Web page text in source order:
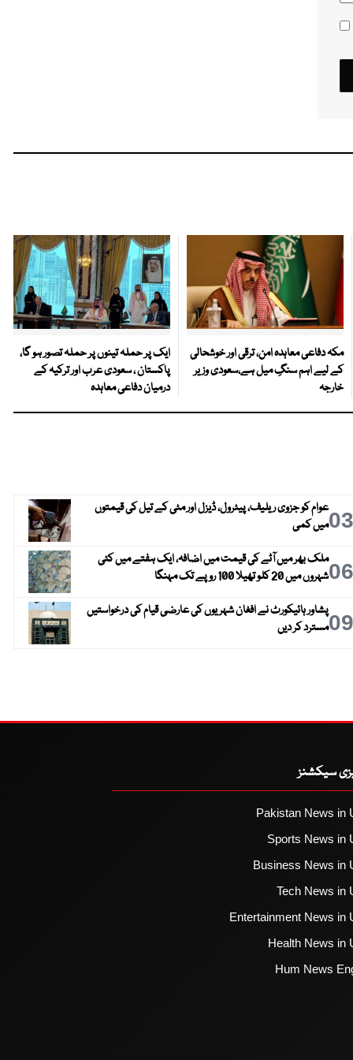
مکہ دفاعی معاہدہ امن، ترقی اور خوشحالی
کے لیے اہم سنگِ میل ہے،سعودی وزیر
خارجہ
ایک پر حملہ تینوں پر حملہ تصور ہو گا،
پاکستان ، سعودی عرب اور ترکیہ کے
درمیان دفاعی معاہدہ
03عوام کو جزوی ریلیف، پیٹرول، ڈیزل اور مٹی کے تیل کی قیمتوں
میں کمی
06ملک بھر میں آٹے کی قیمت میں اضافہ، ایک ہفتے میں کئی
شہروں میں 20 کلو تھیلا 100 روپے تک مہنگا
09پشاور ہائیکورٹ نے افغان شہریوں کی عارضی قیام کی درخواستیں
مسترد کر دیں
سیکشنز
Pakistan News in
Sports News in
Business News in
Tech News in
Entertainment News in
Health News in
Hum News